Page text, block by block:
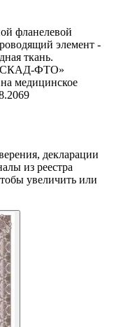
фланелевой
элемент -
ткань.
ФТО»
медицинское
декларации
из реестра
увеличить или